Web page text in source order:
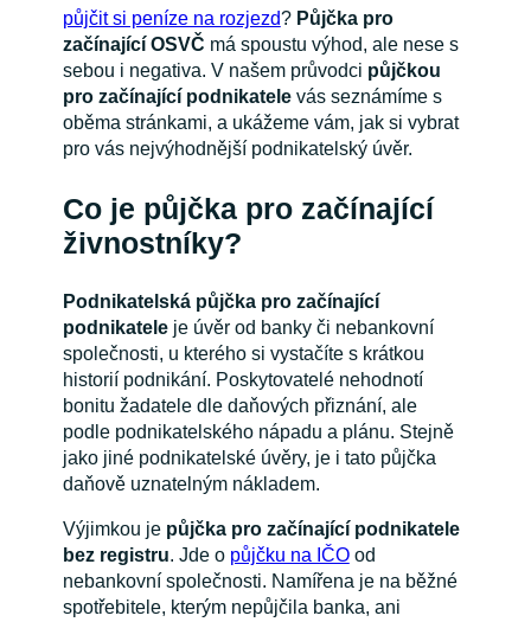
půjčit si peníze na rozjezd? Půjčka pro
začínající OSVČ má spoustu výhod, ale nese s
sebou i negativa. V našem průvodci půjčkou
pro začínající podnikatelevás seznámíme s
oběma stránkami, a ukážeme vám, jak si vybrat
pro vás nejvýhodnější podnikatelský úvěr.
Co je půjčka pro začínající
živnostníky?
Podnikatelská půjčka pro začínající
podnikateleje úvěr od banky či nebankovní
společnosti, u kterého si vystačíte s krátkou
historií podnikání. Poskytovatelé nehodnotí
bonitu žadatele dle daňových přiznání, ale
podle podnikatelského nápadu a plánu. Stejně
jako jiné podnikatelské úvěry, je i tato půjčka
daňově uznatelným nákladem.
Výjimkou je půjčka pro začínající podnikatele
bez registru. Jde o půjčku na IČOod
nebankovní společnosti. Namířena je na běžné
spotřebitele, kterým nepůjčila banka, ani